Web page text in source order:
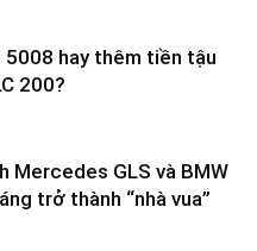
5008 hay thêm tiền tậu
200?
Mercedes GLS và BMW
trở thành “nhà vua”